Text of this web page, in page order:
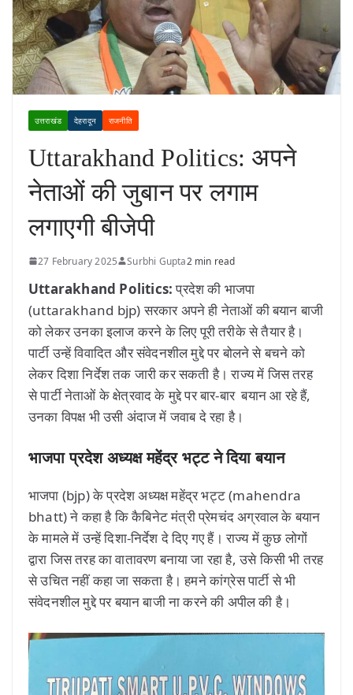
उत्तराखंड देहरादून राजनीति
Uttarakhand Politics: अपने
नेताओं की जुबान पर लगाम
लगाएगी बीजेपी
27 February 2025 Surbhi Gupta2 min read
Uttarakhand Politics:प्रदेश की भाजपा
(uttarakhand bjp) सरकार अपने ही नेताओं की बयान बाजी
को लेकर उनका इलाज करने के लिए पूरी तरीके से तैयार है।
पार्टी उन्हें विवादित और संवेदनशील मुद्दे पर बोलने से बचने को
लेकर दिशा निर्देश तक जारी कर सकती है। राज्य में जिस तरह
से पार्टी नेताओं के क्षेत्रवाद के मुद्दे पर बार-बार बयान आ रहे हैं,
उनका विपक्ष भी उसी अंदाज में जवाब दे रहा है।
भाजपा प्रदेश अध्यक्ष महेंद्र भट्ट ने दिया बयान
भाजपा (bjp) के प्रदेश अध्यक्ष महेंद्र भट्ट (mahendra
bhatt) ने कहा है कि कैबिनेट मंत्री प्रेमचंद अग्रवाल के बयान
के मामले में उन्हें दिशा-निर्देश दे दिए गए हैं। राज्य में कुछ लोगों
द्वारा जिस तरह का वातावरण बनाया जा रहा है, उसे किसी भी तरह
से उचित नहीं कहा जा सकता है। हमने कांग्रेस पार्टी से भी
संवेदनशील मुद्दे पर बयान बाजी ना करने की अपील की है।